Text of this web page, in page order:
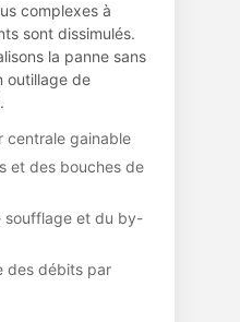
complexes à
sont dissimulés.
la panne sans
outillage de
centrale gainable
et des bouches de
soufflage et du by-
des débits par